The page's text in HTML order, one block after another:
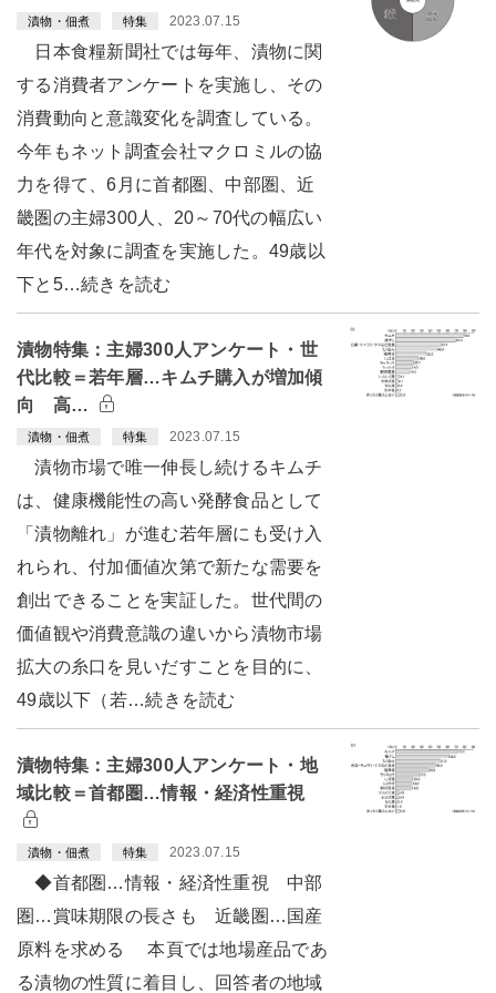
漬物・佃煮 特集 2023.07.15
日本食糧新聞社では毎年、漬物に関
する消費者アンケートを実施し、その
消費動向と意識変化を調査している。
今年もネット調査会社マクロミルの協
力を得て、6月に首都圏、中部圏、近
畿圏の主婦300人、20～70代の幅広い
年代を対象に調査を実施した。49歳以
下と5…続きを読む
漬物特集：主婦300人アンケート・世
代比較＝若年層…キムチ購入が増加傾
向 高…
漬物・佃煮 特集 2023.07.15
漬物市場で唯一伸長し続けるキムチ
は、健康機能性の高い発酵食品として
「漬物離れ」が進む若年層にも受け入
れられ、付加価値次第で新たな需要を
創出できることを実証した。世代間の
価値観や消費意識の違いから漬物市場
拡大の糸口を見いだすことを目的に、
49歳以下（若…続きを読む
漬物特集：主婦300人アンケート・地
域比較＝首都圏…情報・経済性重視
漬物・佃煮 特集 2023.07.15
◆首都圏…情報・経済性重視 中部
圏…賞味期限の長さも 近畿圏…国産
原料を求める 本頁では地場産品であ
る漬物の性質に着目し、回答者の地域